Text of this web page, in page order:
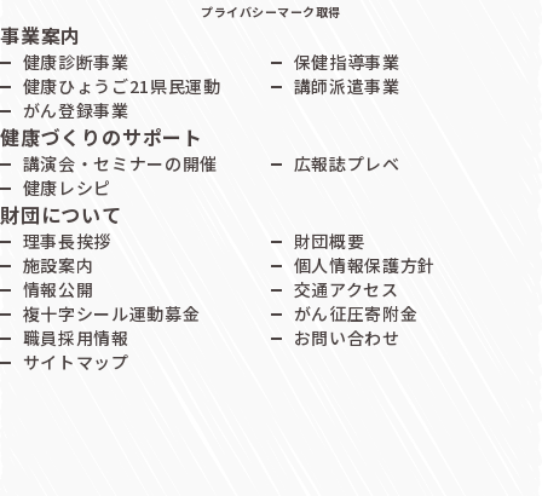
プライバシーマーク取得
事業案内
健康診断事業
保健指導事業
健康ひょうご21県民運動
講師派遣事業
がん登録事業
健康づくりのサポート
講演会・セミナーの開催
広報誌プレベ
健康レシピ
財団について
理事長挨拶
財団概要
施設案内
個人情報保護方針
情報公開
交通アクセス
複十字シール運動募金
がん征圧寄附金
職員採用情報
お問い合わせ
サイトマップ